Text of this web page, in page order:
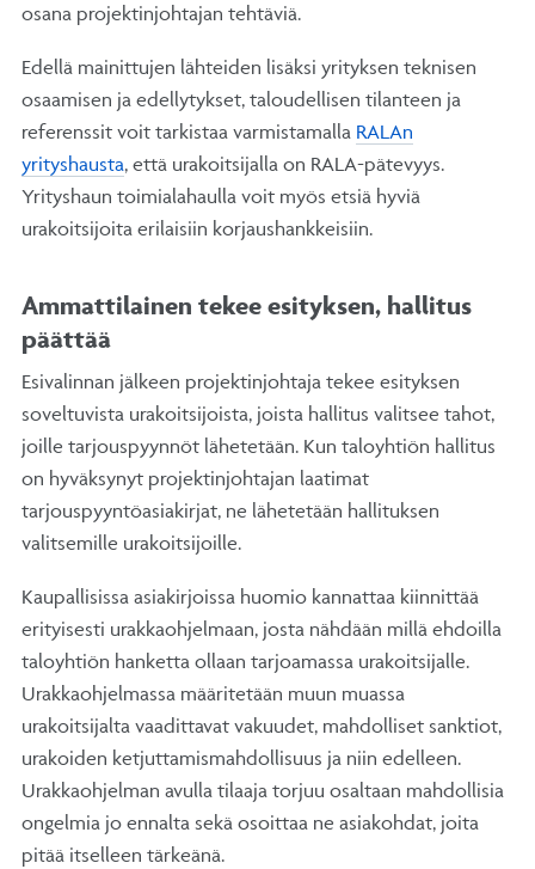
osana projektinjohtajan tehtäviä.
Edellä mainittujen lähteiden lisäksi yrityksen teknisen
osaamisen ja edellytykset, taloudellisen tilanteen ja
referenssit voit tarkistaa varmistamalla RALAn
yrityshausta, että urakoitsijalla on RALA-pätevyys.
Yrityshaun toimialahaulla voit myös etsiä hyviä
urakoitsijoita erilaisiin korjaushankkeisiin.
Ammattilainen tekee esityksen, hallitus
päättää
Esivalinnan jälkeen projektinjohtaja tekee esityksen
soveltuvista urakoitsijoista, joista hallitus valitsee tahot,
joille tarjouspyynnöt lähetetään. Kun taloyhtiön hallitus
on hyväksynyt projektinjohtajan laatimat
tarjouspyyntöasiakirjat, ne lähetetään hallituksen
valitsemille urakoitsijoille.
Kaupallisissa asiakirjoissa huomio kannattaa kiinnittää
erityisesti urakkaohjelmaan, josta nähdään millä ehdoilla
taloyhtiön hanketta ollaan tarjoamassa urakoitsijalle.
Urakkaohjelmassa määritetään muun muassa
urakoitsijalta vaadittavat vakuudet, mahdolliset sanktiot,
urakoiden ketjuttamismahdollisuus ja niin edelleen.
Urakkaohjelman avulla tilaaja torjuu osaltaan mahdollisia
ongelmia jo ennalta sekä osoittaa ne asiakohdat, joita
pitää itselleen tärkeänä.